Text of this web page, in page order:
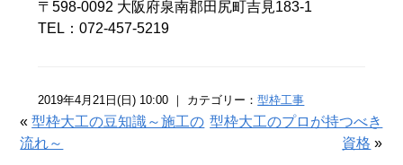
〒598-0092 大阪府泉南郡田尻町吉見183-1
TEL：072-457-5219
2019年4月21日(日) 10:00 ｜ カテゴリー：型枠工事
«型枠大工の豆知識～施工の
流れ～
型枠大工のプロが持つべき
資格 »